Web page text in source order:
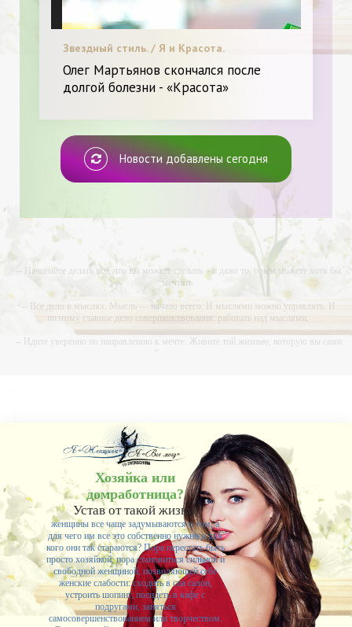
Звездный стиль. / Я и Красота.
Олег Мартьянов скончался после
долгой болезни - «Красота»
Новости добавлены сегодня
-- Начинайте делать все, что вы можете сделать – и даже то, о чем можете хотя бы
мечтать.
-- Все дело в мыслях. Мысль — начало всего. И мыслями можно управлять. И
поэтому главное дело совершенствования: работать над мыслями.
-- Идите уверенно по направлению к мечте. Живите той жизнью, которую вы сами
никогда не бывает полезен никому, кроме того, кто его дал.
-- Люблю давать советы и очень не люблю, когда их дают мне.
Хозяйка или
домработница?
Устав от такой жизни,
женщины все чаще задумываются о том, а
для чего им все это собственно нужно и для
кого они так стараются? Пора перестать быть
просто хозяйкой, пора становиться сильной и
свободной женщиной, позволяющей себе
женские слабости: сходить в спа салон,
устроить шопинг, посидеть в кафе с
подругами, заняться
самосовершенствованием или творчеством.